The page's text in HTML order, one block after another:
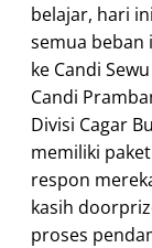
belajar, hari
semua beban
ke Candi
Candi
Divisi Cagar
memiliki
respon
kasih
proses